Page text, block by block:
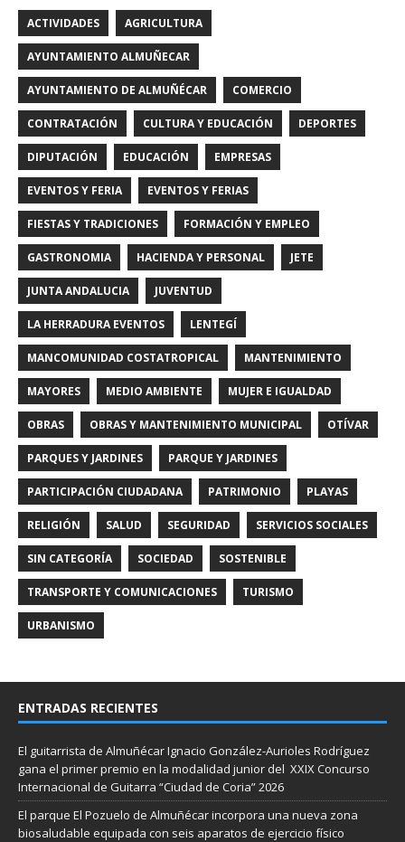
ACTIVIDADES AGRICULTURA
AYUNTAMIENTO ALMUÑECAR
AYUNTAMIENTO DE ALMUÑÉCAR COMERCIO
CONTRATACIÓN CULTURA Y EDUCACIÓN DEPORTES
DIPUTACIÓN EDUCACIÓN EMPRESAS
EVENTOS Y FERIA EVENTOS Y FERIAS
FIESTAS Y TRADICIONES FORMACIÓN Y EMPLEO
GASTRONOMIA HACIENDA Y PERSONAL JETE
JUNTA ANDALUCIA JUVENTUD
LA HERRADURA EVENTOS LENTEGÍ
MANCOMUNIDAD COSTATROPICAL MANTENIMIENTO
MAYORES MEDIO AMBIENTE MUJER E IGUALDAD
OBRAS OBRAS Y MANTENIMIENTO MUNICIPAL OTÍVAR
PARQUES Y JARDINES PARQUE Y JARDINES
PARTICIPACIÓN CIUDADANA PATRIMONIO PLAYAS
RELIGIÓN SALUD SEGURIDAD SERVICIOS SOCIALES
SIN CATEGORÍA SOCIEDAD SOSTENIBLE
TRANSPORTE Y COMUNICACIONES TURISMO
URBANISMO
ENTRADAS RECIENTES
El guitarrista de Almuñécar Ignacio González-Aurioles Rodríguez
gana el primer premio en la modalidad junior del XXIX Concurso
Internacional de Guitarra “Ciudad de Coria” 2026
El parque El Pozuelo de Almuñécar incorpora una nueva zona
biosaludable equipada con seis aparatos de ejercicio físico